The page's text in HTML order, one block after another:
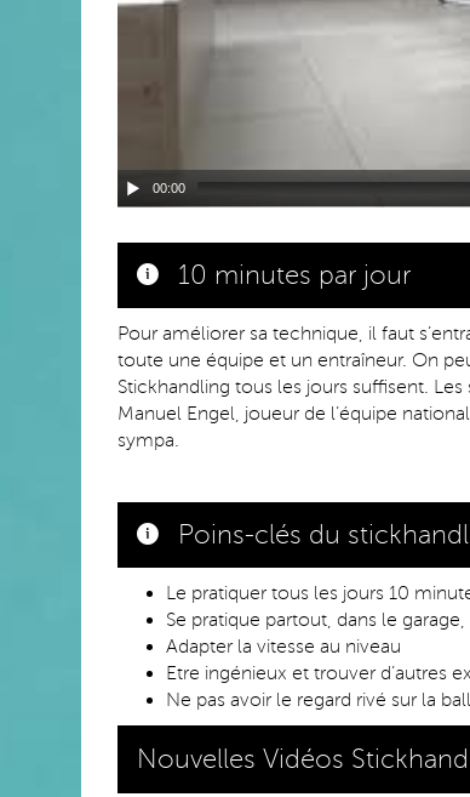
00:00
10 minutes par jour
Pour améliorer sa technique, il faut
toute une équipe et un entraîneur. On
Stickhandling tous les jours suffisent.
Manuel Engel, joueur de l’équipe
sympa.
Poins-clés du
Le pratiquer tous les jours 10
Se pratique partout, dans le
Adapter la vitesse au niveau
Etre ingénieux et trouver d’autres
Ne pas avoir le regard rivé sur la
Nouvelles Vidéos